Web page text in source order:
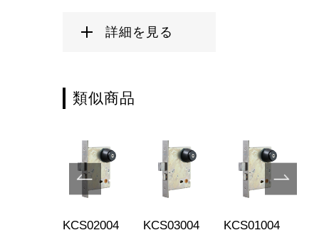
詳細を見る
類似商品
KCS02004 KCS03004 KCS01004